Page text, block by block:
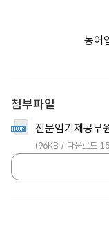
농어
첨부파일
전문임기제공무
(96KB / 다운로드